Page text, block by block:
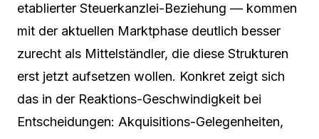
etablierter Steuerkanzlei-Beziehung — kommen
mit der aktuellen Marktphase deutlich besser
zurecht als Mittelständler, die diese Strukturen
erst jetzt aufsetzen wollen. Konkret zeigt sich
das in der Reaktions-Geschwindigkeit bei
Entscheidungen: Akquisitions-Gelegenheiten,